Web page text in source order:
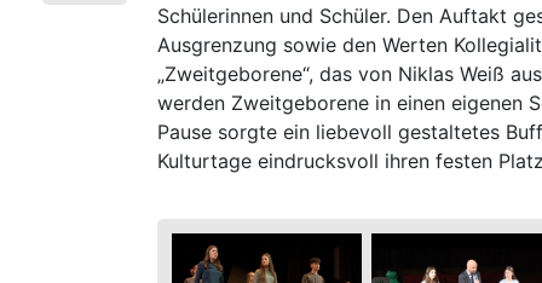
Schülerinnen und Schüler. Den Auftakt
Ausgrenzung sowie den Werten
„Zweitgeborene“, das von Niklas Weiß
werden Zweitgeborene in einen eigenen
Pause sorgte ein liebevoll gestaltetes
Kulturtage eindrucksvoll ihren festen